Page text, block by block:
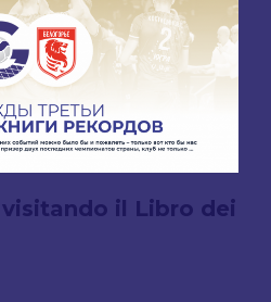
il Libro dei